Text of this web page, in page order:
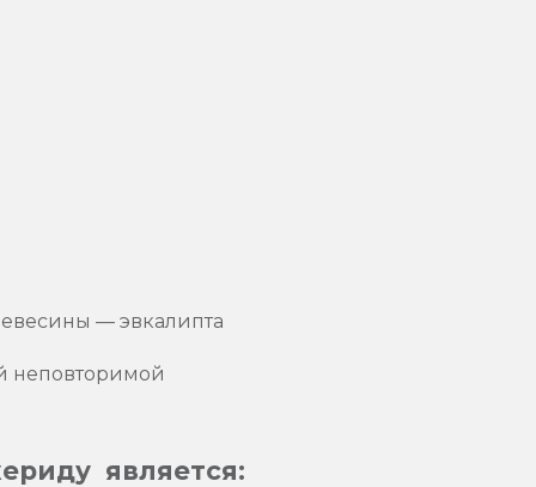
— эвкалипта
неповторимой
является: